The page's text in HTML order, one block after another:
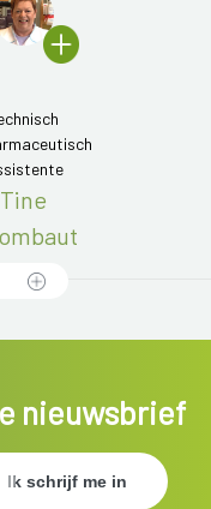
Tine
nieuwsbrief